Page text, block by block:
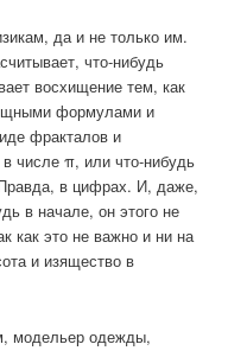
да и не только им.
что-нибудь
восхищение тем, как
формулами и
фракталов и
числе π, или что-нибудь
в цифрах. И, даже,
в начале, он этого не
как это не важно и ни на
и изящество в
модельер одежды,